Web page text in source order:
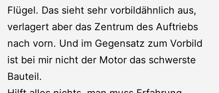
Flügel. Das sieht sehr vorbildähnlich aus,
verlagert aber das Zentrum des Auftriebs
nach vorn. Und im Gegensatz zum Vorbild
ist bei mir nicht der Motor das schwerste
Bauteil.